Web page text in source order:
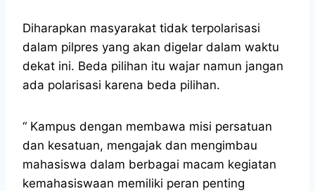
Diharapkan masyarakat tidak terpolarisasi
dalam pilpres yang akan digelar dalam waktu
dekat ini. Beda pilihan itu wajar namun jangan
ada polarisasi karena beda pilihan.
“ Kampus dengan membawa misi persatuan
dan kesatuan, mengajak dan mengimbau
mahasiswa dalam berbagai macam kegiatan
kemahasiswaan memiliki peran penting